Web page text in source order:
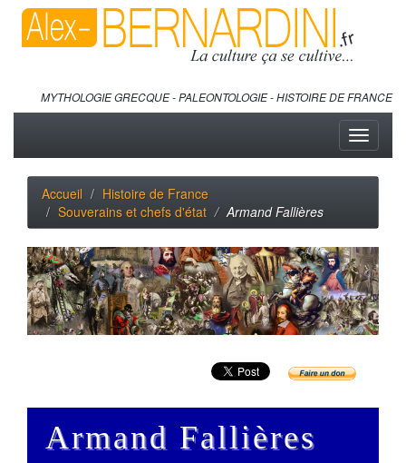
MYTHOLOGIE GRECQUE - PALEONTOLOGIE - HISTOIRE DE FRANCE
Toggle
Accueil
Histoire de France
Souverains et chefs d'état
Armand Fallières
Armand Fallières